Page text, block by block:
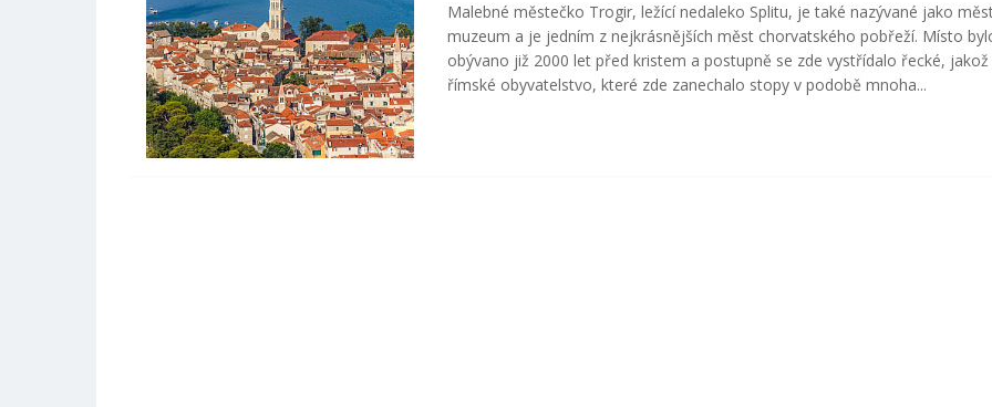
Malebné městečko Trogir, ležící nedaleko Splitu, je také nazývané jako
muzeum a je jedním z nejkrásnějších měst chorvatského pobřeží. Místo
obývano již 2000 let před kristem a postupně se zde vystřídalo řecké,
římské obyvatelstvo, které zde zanechalo stopy v podobě mnoha...